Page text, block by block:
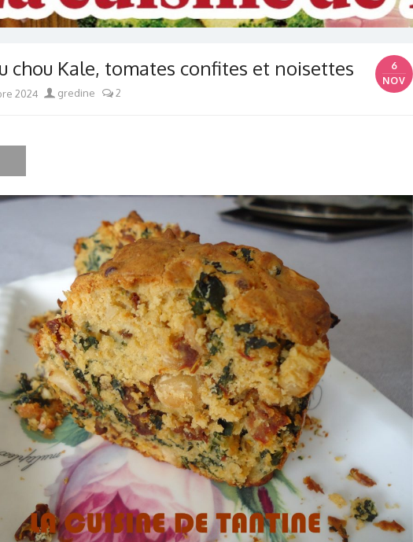
chou Kale, tomates confites et noisettes
6
NOV
2024 Author
gredine 2